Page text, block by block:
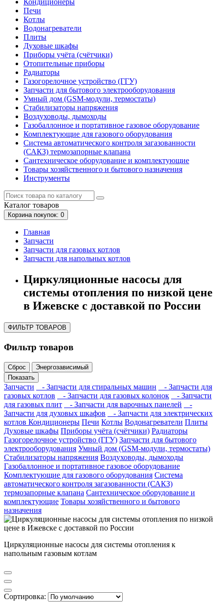
Кондиционеры
Печи
Котлы
Водонагреватели
Плиты
Духовые шкафы
Приборы учёта (счётчики)
Отопительные приборы
Радиаторы
Газогорелочное устройство (ГГУ)
Запчасти для бытового электрооборудования
Умный дом (GSM-модули, термостаты)
Cтабилизаторы напряжения
Воздуховоды, дымоходы
Газобаллонное и портативное газовое оборудование
Комплектующие для газового оборудования
Система автоматического контроля загазованности
(САКЗ) термозапорные клапана
Сантехническое оборудование и комплектующие
Товары хозяйственного и бытового назначения
Инструменты
Каталог товаров
Корзинапокупок: 0
Главная
Запчасти
Запчасти для газовых котлов
Запчасти для напольных котлов
Циркуляционные насосы для
системы отопления по низкой цене
в Ижевске с доставкой по России
ФИЛЬТР ТОВАРОВ
Фильтр товаров
Сброс
Энергозависимый
Показать
Запчасти - Запчасти для стиральных машин
- Запчасти для
газовых котлов
- Запчасти для газовых колонок
- Запчасти
для газовых плит
- Запчасти для варочных панелей
-
Запчасти для духовых шкафов
- Запчасти для электрических
котлов Кондиционеры Печи Котлы Водонагреватели Плиты
Духовые шкафы Приборы учёта (счётчики) Радиаторы
Газогорелочное устройство (ГГУ) Запчасти для бытового
электрооборудования Умный дом (GSM-модули, термостаты)
Cтабилизаторы напряжения Воздуховоды, дымоходы
Газобаллонное и портативное газовое оборудование
Комплектующие для газового оборудования Система
автоматического контроля загазованности (САКЗ)
термозапорные клапана Сантехническое оборудование и
комплектующие Товары хозяйственного и бытового
назначения
Циркуляционные насосы для системы отопления к
напольным газовым котлам
Сортировка: